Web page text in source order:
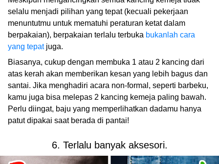
selalu menjadi pilihan yang tepat (kecuali pekerjaan
menuntutmu untuk mematuhi peraturan ketat dalam
berpakaian), berpakaian terlalu terbuka bukanlah cara
yang tepatjuga.
Biasanya, cukup dengan membuka 1 atau 2 kancing dari
atas kerah akan memberikan kesan yang lebih bagus dan
santai. Jika menghadiri acara non-formal, seperti barbeku,
kamu juga bisa melepas 2 kancing kemeja paling bawah.
Perlu diingat, baju yang memperlihatkan dadamu hanya
patut dipakai saat berada di pantai!
6. Terlalu banyak aksesori.